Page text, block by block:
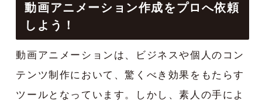
動画アニメーション作成をプロへ依頼
しよう！
動画アニメーションは、ビジネスや個人のコン
テンツ制作において、驚くべき効果をもたらす
ツールとなっています。しかし、素人の手によ